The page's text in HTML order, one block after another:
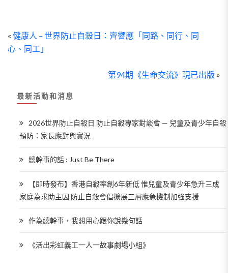
« 健康人 – 世界防止自殺日：齊響應「同路、同行、同
心、同工」
第94期《生命交流》現已出版 »
最新活動和消息
2026世界防止自殺日 防止自殺專家對談會 — 兒童及青少年自殺
預防：家長應對與實況
總幹事的話 : Just Be There
【即時發布】香港自殺率創6年新低 惟兒童及青少年急升三成
家庭為求助主因 防止自殺會倡擴展三層應急機制加強支援
作為總幹事，我想用心跟你說幾句話
《活出彩虹義工一人一故事劇場小組》